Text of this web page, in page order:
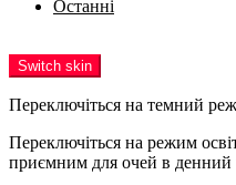
Останні
Switch skin
Переключіться на темний
Переключіться на режим
приємним для очей в денний